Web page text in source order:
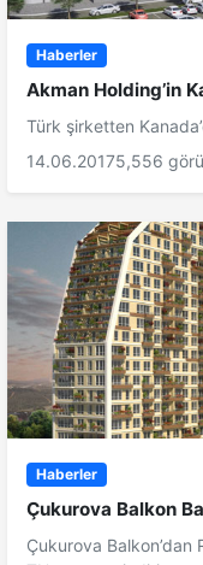
Haberler
Akman Holding’in
Türk şirketten
14.06.20175,556
Haberler
Çukurova Balkon
Çukurova Balkon’dan